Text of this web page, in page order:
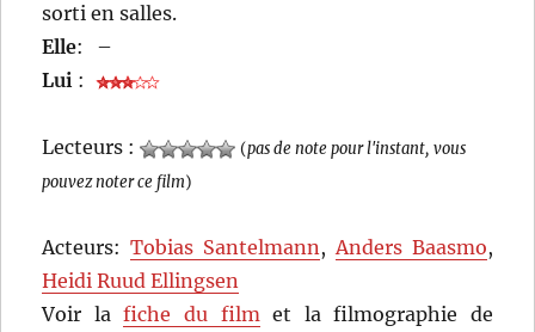
sorti en salles.
Elle:
–
Lui :
Lecteurs : (pas de note pour l'instant, vous
pouvez noter ce film)
Acteurs:Tobias Santelmann,Anders Baasmo,
Heidi Ruud Ellingsen
Voir lafiche du filmet la filmographie de